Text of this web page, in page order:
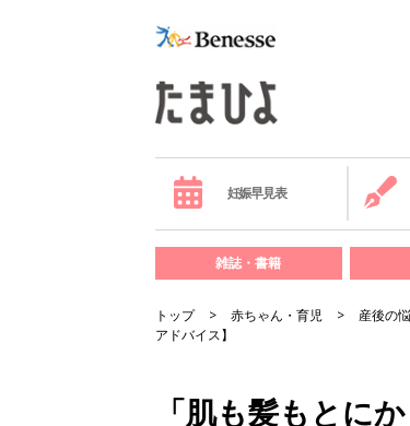
妊娠早見表
雑誌・書籍
トップ 赤ちゃん・育児 産後の
アドバイス】
「肌も髪もとに